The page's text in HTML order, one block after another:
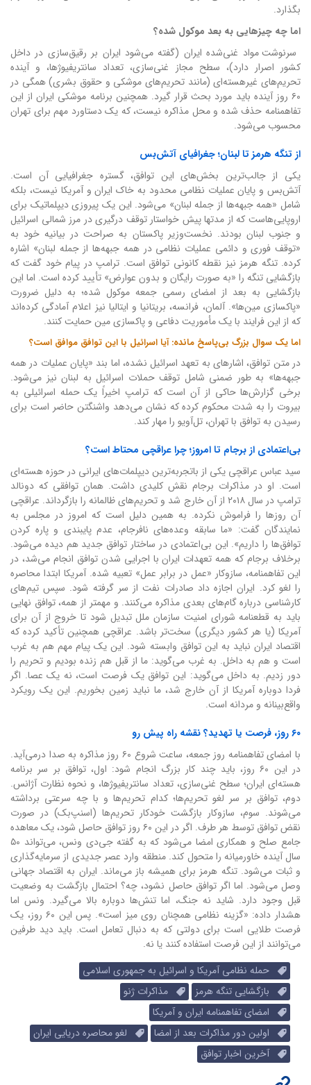
بگذارد.
اما چه چیزهایی به بعد موکول شده؟
سرنوشت مواد غنی‌شده ایران (گفته می‌شود ایران بر رقیق‌سازی در داخل
کشور اصرار دارد)، سطح مجاز غنی‌سازی، تعداد سانتریفیوژها، و آینده
تحریم‌های غیرهسته‌ای (مانند تحریم‌های موشکی و حقوق بشری) همگی در
۶۰ روز آینده باید مورد بحث قرار گیرد. همچنین برنامه موشکی ایران از این
تفاهمنامه حذف شده و محل مذاکره نیست، که یک دستاورد مهم برای تهران
محسوب می‌شود.
از تنگه هرمز تا لبنان؛ جغرافیای آتش‌بس
یکی از جالب‌ترین بخش‌های این توافق، گستره جغرافیایی آن است.
آتش‌بس و پایان عملیات نظامی محدود به خاک ایران و آمریکا نیست، بلکه
شامل «همه جبهه‌ها از جمله لبنان» می‌شود. این یک پیروزی دیپلماتیک برای
اروپایی‌هاست که از مدتها پیش خواستار توقف درگیری در مرز شمالی اسرائیل
و جنوب لبنان بودند. نخست‌وزیر پاکستان به صراحت در بیانیه خود به
«توقف فوری و دائمی عملیات نظامی در همه جبهه‌ها از جمله لبنان» اشاره
کرده. تنگه هرمز نیز نقطه کانونی توافق است. ترامپ در پیام خود گفت که
بازگشایی تنگه را «به صورت رایگان و بدون عوارض» تأیید کرده است. اما این
بازگشایی به بعد از امضای رسمی جمعه موکول شده؛ به دلیل ضرورت
«پاکسازی مین‌ها». آلمان، فرانسه، بریتانیا و ایتالیا نیز اعلام آمادگی کرده‌اند
که از این فرایند با یک مأموریت دفاعی و پاکسازی مین حمایت کنند.
اما یک سوال بزرگ بی‌پاسخ مانده: آیا اسرائیل با این توافق موافق است؟
در متن توافق، اشارهای به تعهد اسرائیل نشده، اما بند «پایان عملیات در همه
جبهه‌ها» به طور ضمنی شامل توقف حملات اسرائیل به لبنان نیز می‌شود.
برخی گزارش‌ها حاکی از آن است که ترامپ اخیراً یک حمله اسرائیلی به
بیروت را به شدت محکوم کرده که نشان می‌دهد واشنگتن حاضر است برای
رسیدن به توافق با تهران، تل‌آویو را مهار کند.
بی‌اعتمادی از برجام تا امروز؛ چرا عراقچی محتاط است؟
سید عباس عراقچی یکی از باتجربه‌ترین دیپلمات‌های ایرانی در حوزه هسته‌ای
است. او در مذاکرات برجام نقش کلیدی داشت. همان توافقی که دونالد
ترامپ در سال ۲۰۱۸ از آن خارج شد و تحریم‌های ظالمانه را بازگرداند. عراقچی
آن روزها را فراموش نکرده. به همین دلیل است که امروز در مجلس به
نمایندگان گفت: «ما سابقه وعده‌های نافرجام، عدم پایبندی و پاره کردن
توافق‌ها را داریم». این بی‌اعتمادی در ساختار توافق جدید هم دیده می‌شود.
برخلاف برجام که همه تعهدات ایران با اجرایی شدن توافق انجام می‌شد، در
این تفاهمنامه، سازوکار «عمل در برابر عمل» تعبیه شده. آمریکا ابتدا محاصره
را لغو کرد. ایران اجازه داد صادرات نفت از سر گرفته شود. سپس تیم‌های
کارشناسی درباره گام‌های بعدی مذاکره می‌کنند. و مهمتر از همه، توافق نهایی
باید به قطعنامه شورای امنیت سازمان ملل تبدیل شود تا خروج از آن برای
آمریکا (یا هر کشور دیگری) سخت‌تر باشد. عراقچی همچنین تأکید کرده که
اقتصاد ایران نباید به این توافق وابسته شود. این یک پیام مهم هم به غرب
است و هم به داخل. به غرب می‌گوید: ما از قبل هم زنده بودیم و تحریم را
دور زدیم. به داخل می‌گوید: این توافق یک فرصت است، نه یک عصا. اگر
فردا دوباره آمریکا از آن خارج شد، ما نباید زمین بخوریم. این یک رویکرد
واقع‌بینانه و مردانه است.
۶۰ روز، فرصت یا تهدید؟ نقشه راه پیش رو
با امضای تفاهمنامه روز جمعه، ساعت شروع ۶۰ روز مذاکره به صدا درمی‌آید.
در این ۶۰ روز، باید چند کار بزرگ انجام شود: اول، توافق بر سر برنامه
هسته‌ای ایران؛ سطح غنی‌سازی، تعداد سانتریفیوژها، و نحوه نظارت آژانس.
دوم، توافق بر سر لغو تحریم‌ها؛ کدام تحریم‌ها و با چه سرعتی برداشته
می‌شوند. سوم، سازوکار بازگشت خودکار تحریم‌ها (اسنپ‌بک) در صورت
نقض توافق توسط هر طرف. اگر در این ۶۰ روز توافق حاصل شود، یک معاهده
جامع صلح و همکاری امضا می‌شود که به گفته جی‌دی ونس، می‌تواند ۵۰
سال آینده خاورمیانه را متحول کند. منطقه وارد عصر جدیدی از سرمایه‌گذاری
و ثبات می‌شود. تنگه هرمز برای همیشه باز می‌ماند. ایران به اقتصاد جهانی
وصل می‌شود. اما اگر توافق حاصل نشود، چه؟ احتمال بازگشت به وضعیت
قبل وجود دارد. شاید نه جنگ، اما تنش‌ها دوباره بالا می‌گیرد. ونس اما
هشدار داده: «گزینه نظامی همچنان روی میز است». پس این ۶۰ روز، یک
فرصت طلایی است برای دولتی که به دنبال تعامل است. باید دید طرفین
می‌توانند از این فرصت استفاده کنند یا نه.
حمله نظامی آمریکا و اسرائیل به جمهوری اسلامی
بازگشایی تنگه هرمز
مذاکرات ژنو
امضای تفاهمنامه ایران و آمریکا
اولین دور مذاکرات بعد از امضا
لغو محاصره دریایی ایران
آخرین اخبار توافق